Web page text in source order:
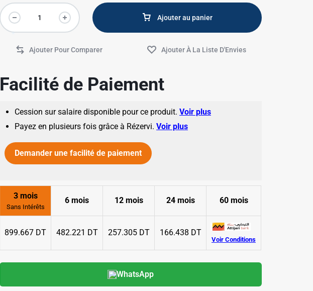
Ajouter au panier
Facilité de Paiement
Cession sur salaire disponible pour ce produit.Voir plus
Payez en plusieurs fois grâce à Rézervi.Voir plus
Demander une facilité de paiement
3 mois
Sans Intérêts
6 mois 12 mois 24 mois 60 mois
899.667 DT 482.221 DT 257.305 DT 166.438 DT
Voir Conditions
WhatsApp